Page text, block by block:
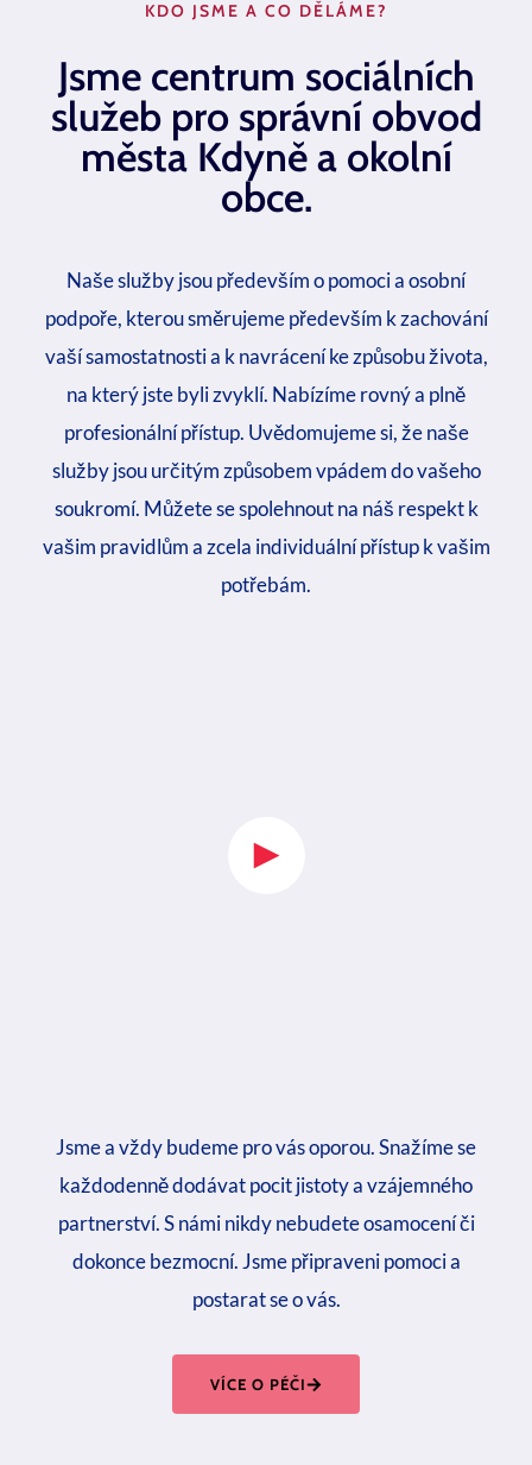
KDO JSME A CO DĚLÁME?
Jsme centrum sociálních
služeb pro správní obvod
města Kdyně a okolní
obce.
Naše služby jsou především o pomoci a osobní
podpoře, kterou směrujeme především k zachování
vaší samostatnosti a k navrácení ke způsobu života,
na který jste byli zvyklí. Nabízíme rovný a plně
profesionální přístup. Uvědomujeme si, že naše
služby jsou určitým způsobem vpádem do vašeho
soukromí. Můžete se spolehnout na náš respekt k
vašim pravidlům a zcela individuální přístup k vašim
potřebám.
Jsme a vždy budeme pro vás oporou. Snažíme se
každodenně dodávat pocit jistoty a vzájemného
partnerství. S námi nikdy nebudete osamocení či
dokonce bezmocní. Jsme připraveni pomoci a
postarat se o vás.
VÍCE O PÉČI